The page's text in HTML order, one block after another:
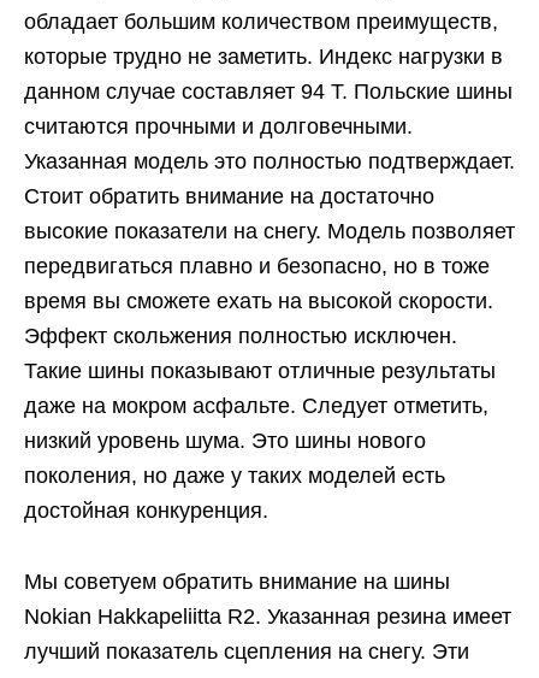
обладает большим количеством преимуществ,
которые трудно не заметить. Индекс нагрузки в
данном случае составляет 94 Т. Польские шины
считаются прочными и долговечными.
Указанная модель это полностью подтверждает.
Стоит обратить внимание на достаточно
высокие показатели на снегу. Модель позволяет
передвигаться плавно и безопасно, но в тоже
время вы сможете ехать на высокой скорости.
Эффект скольжения полностью исключен.
Такие шины показывают отличные результаты
даже на мокром асфальте. Следует отметить,
низкий уровень шума. Это шины нового
поколения, но даже у таких моделей есть
достойная конкуренция.
Мы советуем обратить внимание на шины
Nokian Hakkapeliitta R2. Указанная резина имеет
лучший показатель сцепления на снегу. Эти